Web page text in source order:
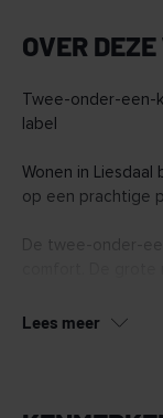
OVER
Twee-onder-een-
label
Wonen in
op een prachtige
De twee-onder-
genieten van het
Lees meer